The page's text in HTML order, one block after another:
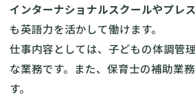
インターナショナルスクールやプレ
も英語力を活かして働けます。
仕事内容としては、子どもの体調管
な業務です。また、保育士の補助業
す。